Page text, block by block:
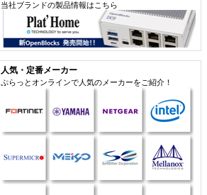
当社ブランドの製品情報はこちら
人気・定番メーカー
ぷらっとオンラインで人気のメーカーをご紹介！